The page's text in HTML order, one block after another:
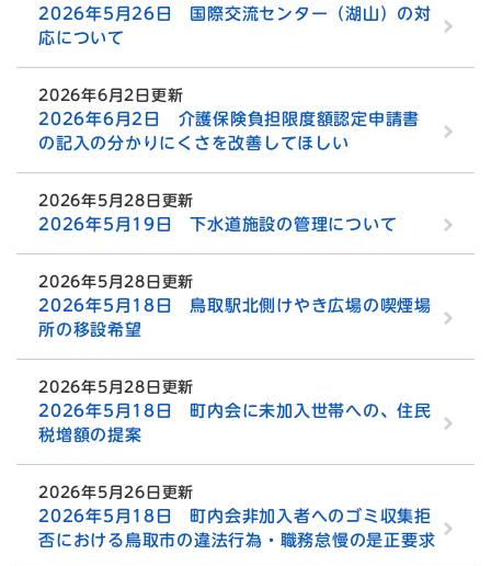
2026年5月26日 国際交流センター（湖山）の対
応について
2026年6月2日更新
2026年6月2日 介護保険負担限度額認定申請書
の記入の分かりにくさを改善してほしい
2026年5月28日更新
2026年5月19日 下水道施設の管理について
2026年5月28日更新
2026年5月18日 鳥取駅北側けやき広場の喫煙場
所の移設希望
2026年5月28日更新
2026年5月18日 町内会に未加入世帯への、住民
税増額の提案
2026年5月26日更新
2026年5月18日 町内会非加入者へのゴミ収集拒
否における鳥取市の違法行為・職務怠慢の是正要求